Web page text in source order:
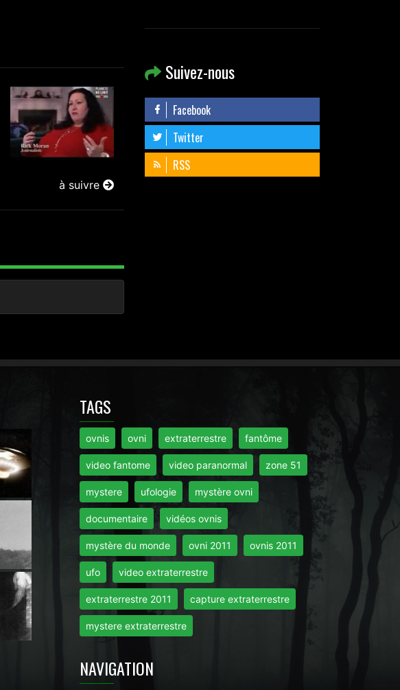
à suivre
Suivez-nous
Facebook
Twitter
RSS
TAGS
ovnis ovni extraterrestre fantôme
video fantome video paranormal zone 51
mystere ufologie mystère ovni
documentaire vidéos ovnis
mystère du monde ovni 2011 ovnis 2011
ufo video extraterrestre
extraterrestre 2011 capture extraterrestre
mystere extraterrestre
NAVIGATION